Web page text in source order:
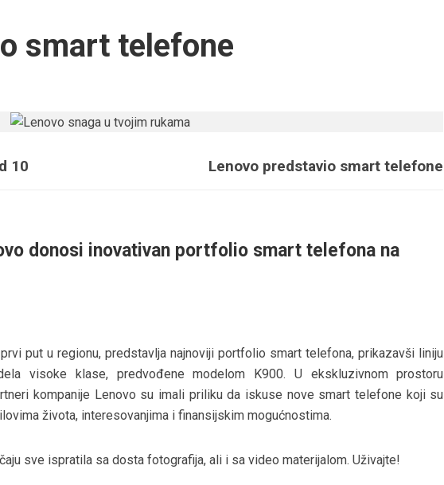
smart telefone
10 Lenovo predstavio smart telefone
donosi inovativan portfolio smart telefona na
put u regionu, predstavlja najnoviji portfolio smart telefona, prikazavši liniju
visoke klase, predvođene modelom K900. U ekskluzivnom prostoru
kompanije Lenovo su imali priliku da iskuse nove smart telefone koji su
života, interesovanjima i finansijskim mogućnostima.
sve ispratila sa dosta fotografija, ali i sa video materijalom. Uživajte!